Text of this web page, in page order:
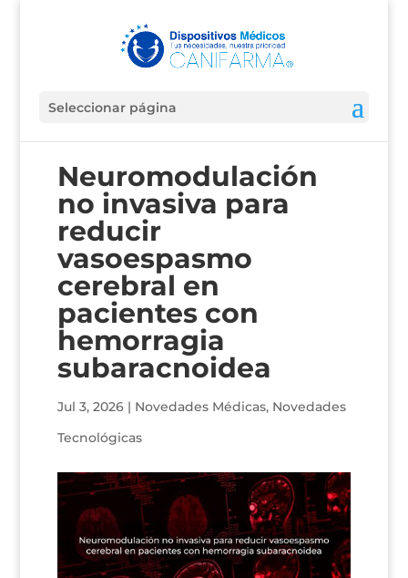
Seleccionar página
Neuromodulación
no invasiva para
reducir
vasoespasmo
cerebral en
pacientes con
hemorragia
subaracnoidea
Jul 3, 2026| Novedades Médicas, Novedades
Tecnológicas